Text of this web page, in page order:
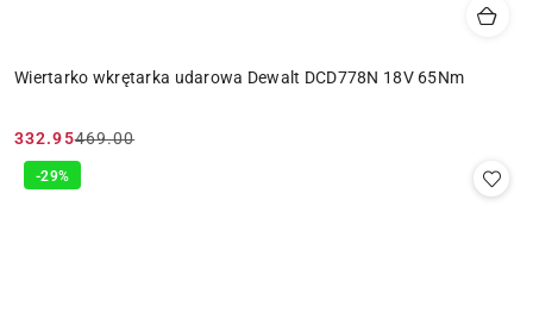
Wiertarko wkrętarka udarowa Dewalt DCD778N 18V 65Nm
Cena
promocyjna:
332.95
Cena
przed
469.00
-29%